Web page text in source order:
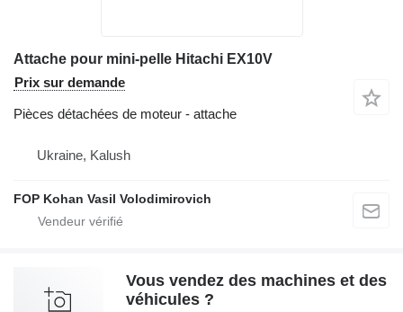
Attache pour mini-pelle Hitachi EX10V
Prix sur demande
Pièces détachées de moteur - attache
Ukraine, Kalush
FOP Kohan Vasil Volodimirovich
Vous vendez des machines et des
véhicules ?